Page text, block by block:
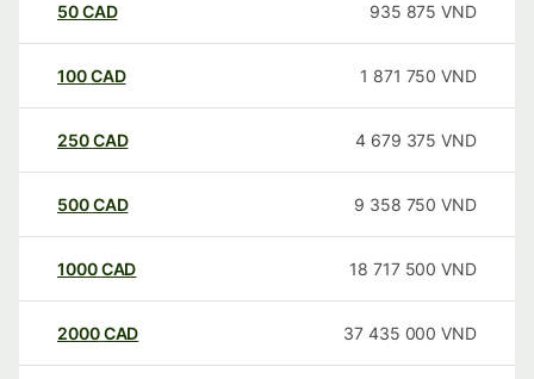
50CAD 935 875 VND
100CAD 1 871 750 VND
250CAD 4 679 375 VND
500CAD 9 358 750 VND
1000CAD 18 717 500 VND
2000CAD 37 435 000 VND